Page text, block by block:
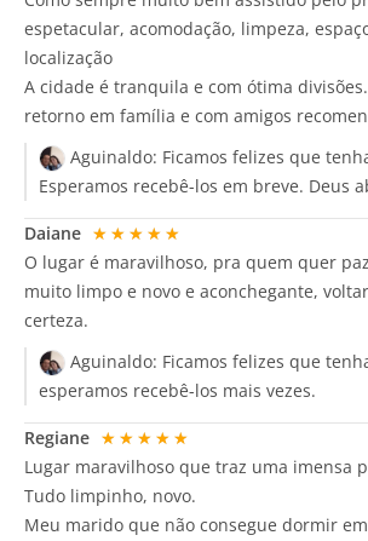
espetacular, acomodação, limpeza,
localização
A cidade é tranquila e com ótima
retorno em família e com amigos
Aguinaldo: Ficamos felizes que
Esperamos recebê-los em breve. Deus
Daiane ★★★★★
O lugar é maravilhoso, pra quem quer
muito limpo e novo e aconchegante,
certeza.
Aguinaldo: Ficamos felizes que
esperamos recebê-los mais vezes.
Regiane ★★★★★
Lugar maravilhoso que traz uma imensa
Tudo limpinho, novo.
Meu marido que não consegue dormir